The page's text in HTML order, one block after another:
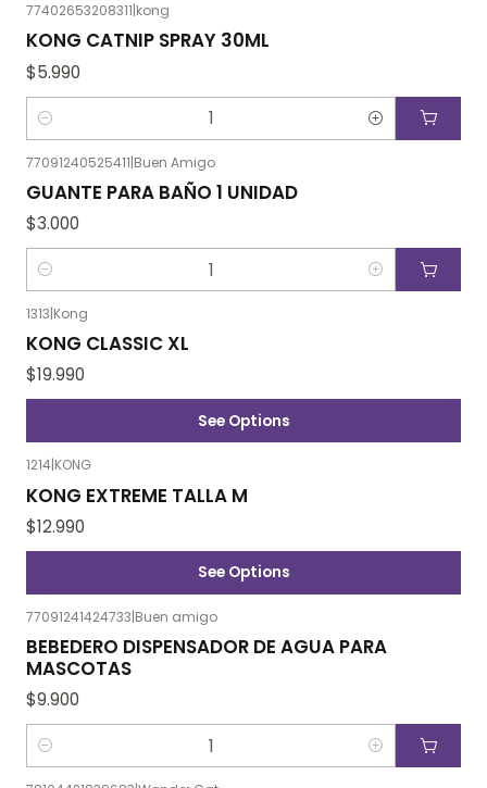
77402653208311|kong
KONG CATNIP SPRAY 30ML
$5.990
Cantidad
77091240525411|Buen Amigo
GUANTE PARA BAÑO 1 UNIDAD
$3.000
Cantidad
1313|Kong
KONG CLASSIC XL
$19.990
See Options
1214|KONG
KONG EXTREME TALLA M
$12.990
See Options
77091241424733|Buen amigo
BEBEDERO DISPENSADOR DE AGUA PARA
MASCOTAS
$9.900
Cantidad